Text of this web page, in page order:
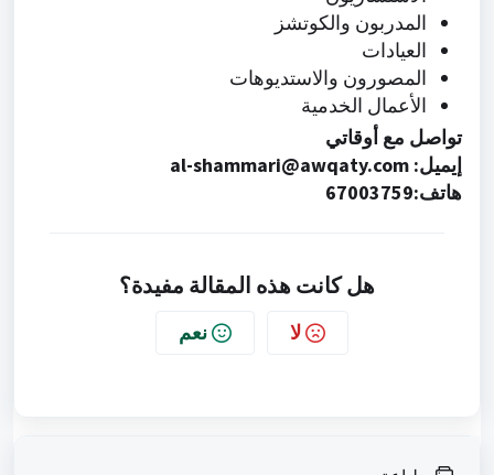
المدربون والكوتشز
العيادات
المصورون والاستديوهات
الأعمال الخدمية
تواصل مع أوقاتي
إيميل: al-shammari@awqaty.com
هاتف:67003759
هل كانت هذه المقالة مفيدة؟
لا نعم